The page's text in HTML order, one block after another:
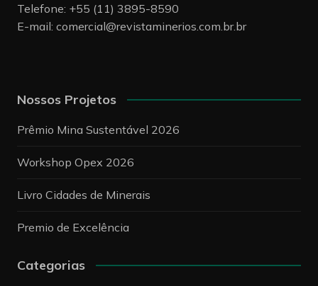
Telefone: +55 (11) 3895-8590
E-mail: comercial@revistaminerios.com.br.br
Nossos Projetos
Prêmio Mina Sustentável 2026
Workshop Opex 2026
Livro Cidades de Minerais
Premio de Excelência
Categorias